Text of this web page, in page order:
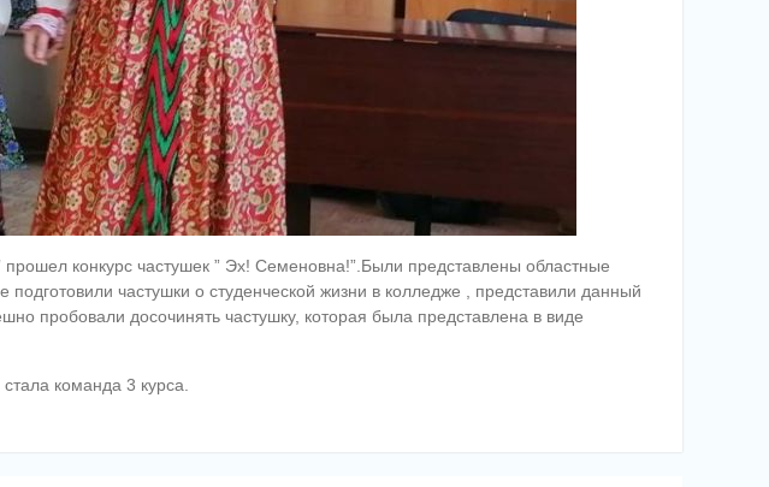
прошел конкурс частушек ” Эх! Семеновна!”.Были представлены областные
частушки о студенческой жизни в колледже , представили данный
пробовали досочинять частушку, которая была представлена в виде
команда 3 курса.